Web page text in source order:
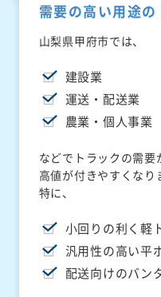
需要の高い用途の
山梨県甲府市では、
建設業
運送・配送業
農業・個人事業
などでトラックの需
高値が付きやすくなり
特に、
小回りの利く軽
汎用性の高い平
配送向けのバン